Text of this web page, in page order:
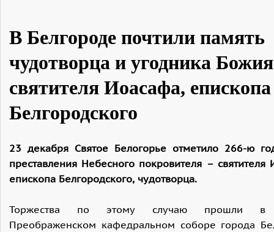
В Белгороде почтили память
чудотворца и угодника Божия
святителя Иоасафа, епископа
Белгородского
23 декабря Святое Белогорье отметило 266-ю
преставления Небесного покровителя – святителя
епископа Белгородского, чудотворца.
Торжества по этому случаю прошли в
Преображенском кафедральном соборе города